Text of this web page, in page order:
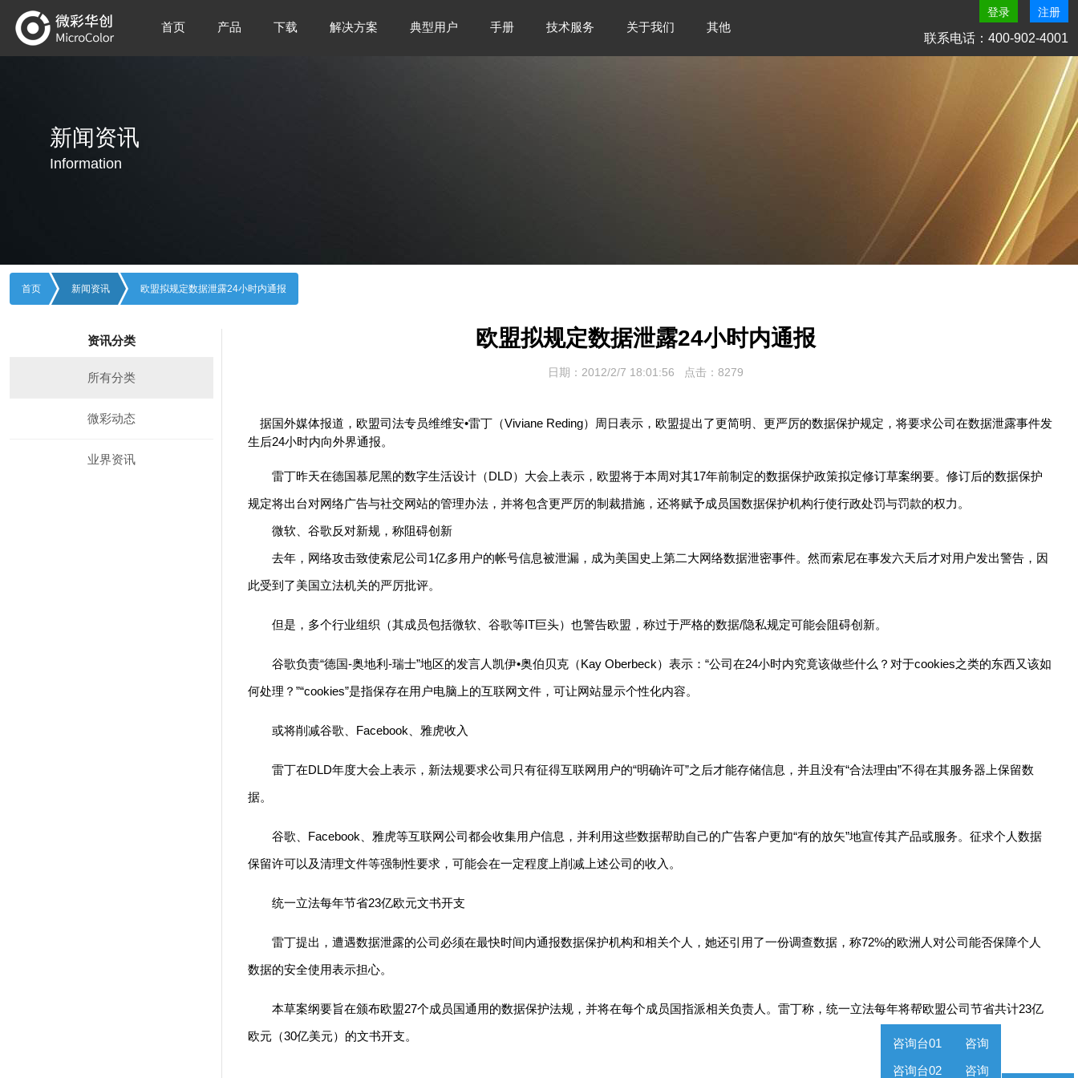
首页 产品 下载 解决方案 典型用户 手册 技术服务 关于我们 其他
登录 注册
联系电话：400-902-4001
新闻资讯
Information
首页 新闻资讯 欧盟拟规定数据泄露24小时内通报
资讯分类
所有分类
微彩动态
业界资讯
欧盟拟规定数据泄露24小时内通报
日期：2012/2/7 18:01:56 点击：8279
据国外媒体报道，欧盟司法专员维维安•雷丁（Viviane Reding）周日表示，欧盟提出了更简明、更严厉的数据保护规定，将要求公司在数据泄露事件发
生后24小时内向外界通报。
雷丁昨天在德国慕尼黑的数字生活设计（DLD）大会上表示，欧盟将于本周对其17年前制定的数据保护政策拟定修订草案纲要。修订后的数据保护
规定将出台对网络广告与社交网站的管理办法，并将包含更严厉的制裁措施，还将赋予成员国数据保护机构行使行政处罚与罚款的权力。
微软、谷歌反对新规，称阻碍创新
去年，网络攻击致使索尼公司1亿多用户的帐号信息被泄漏，成为美国史上第二大网络数据泄密事件。然而索尼在事发六天后才对用户发出警告，因
此受到了美国立法机关的严厉批评。
但是，多个行业组织（其成员包括微软、谷歌等IT巨头）也警告欧盟，称过于严格的数据/隐私规定可能会阻碍创新。
谷歌负责“德国-奥地利-瑞士”地区的发言人凯伊•奥伯贝克（Kay Oberbeck）表示：“公司在24小时内究竟该做些什么？对于cookies之类的东西又该如
何处理？”“cookies”是指保存在用户电脑上的互联网文件，可让网站显示个性化内容。
或将削减谷歌、Facebook、雅虎收入
雷丁在DLD年度大会上表示，新法规要求公司只有征得互联网用户的“明确许可”之后才能存储信息，并且没有“合法理由”不得在其服务器上保留数
据。
谷歌、Facebook、雅虎等互联网公司都会收集用户信息，并利用这些数据帮助自己的广告客户更加“有的放矢”地宣传其产品或服务。征求个人数据
保留许可以及清理文件等强制性要求，可能会在一定程度上削减上述公司的收入。
统一立法每年节省23亿欧元文书开支
雷丁提出，遭遇数据泄露的公司必须在最快时间内通报数据保护机构和相关个人，她还引用了一份调查数据，称72%的欧洲人对公司能否保障个人
数据的安全使用表示担心。
本草案纲要旨在颁布欧盟27个成员国通用的数据保护法规，并将在每个成员国指派相关负责人。雷丁称，统一立法每年将帮欧盟公司节省共计23亿
欧元（30亿美元）的文书开支。
咨询台01
咨询
咨询台02
咨询